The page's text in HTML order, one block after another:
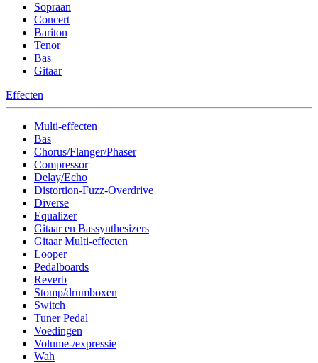
Sopraan
Concert
Bariton
Tenor
Bas
Gitaar
Effecten
Multi-effecten
Bas
Chorus/Flanger/Phaser
Compressor
Delay/Echo
Distortion-Fuzz-Overdrive
Diverse
Equalizer
Gitaar en Bassynthesizers
Gitaar Multi-effecten
Looper
Pedalboards
Reverb
Stomp/drumboxen
Switch
Tuner Pedal
Voedingen
Volume-/expressie
Wah